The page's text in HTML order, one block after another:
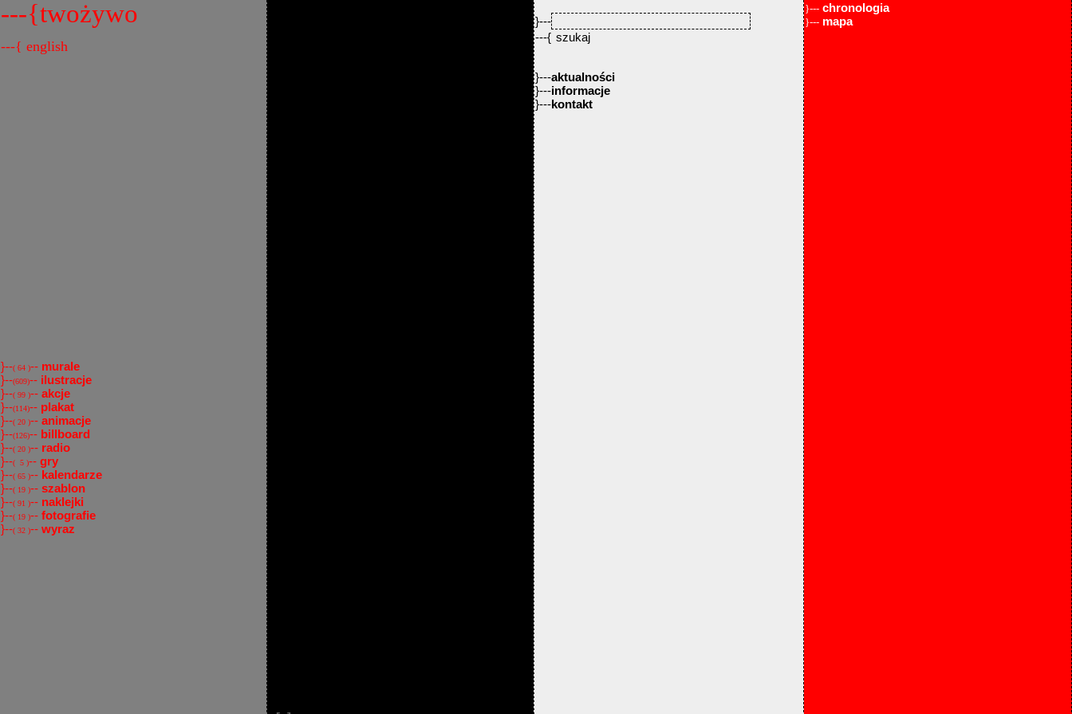
---{twożywo
---{ english
}--( 64 )-- murale
}--(609)-- ilustracje
}--( 99 )-- akcje
}--(114)-- plakat
}--( 20 )-- animacje
}--(126)-- billboard
}--( 20 )-- radio
}--( 5 )-- gry
}--( 65 )-- kalendarze
}--( 19 )-- szablon
}--( 91 )-- naklejki
}--( 19 )-- fotografie
}--( 32 )-- wyraz
}---
---{
}---aktualności
}---informacje
}---kontakt
}--- chronologia
}--- mapa